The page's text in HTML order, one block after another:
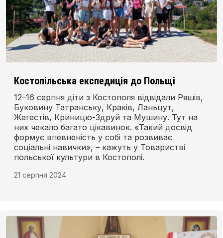
Костопільська експедиція до Польщі
12–16 серпня діти з Костополя відвідали Ряшів,
Буковину Татранську, Краків, Ланьцут,
Жегестів, Криницю-Здруй та Мушину. Тут на
них чекало багато цікавинок. «Такий досвід
формує впевненість у собі та розвиває
соціальні навички», – кажуть у Товаристві
польської культури в Костополі.
21 серпня 2024